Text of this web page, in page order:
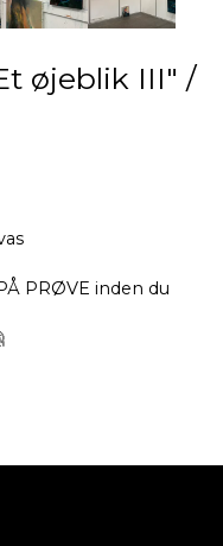
øjeblik III" /
PRØVE inden du